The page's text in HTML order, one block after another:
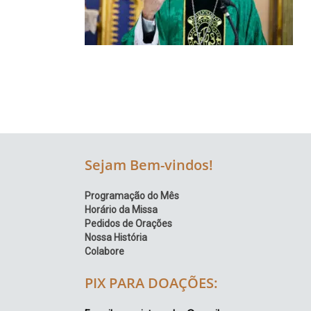
Região
Episcopal
Sé
Sejam Bem-vindos!
Programação do Mês
Horário da Missa
Pedidos de Orações
Nossa História
Colabore
PIX PARA DOAÇÕES: